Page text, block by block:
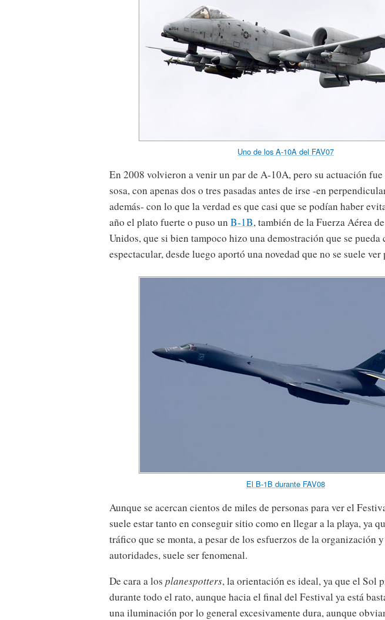
Uno de los A-10A del FAV07
En 2008 volvieron a venir un par de A-10A, pero su actuación
sosa, con apenas dos o tres pasadas antes de irse -en
además- con lo que la verdad es que casi que se podían haber
año el plato fuerte o puso unB-1B, también de la Fuerza Aérea
Unidos, que si bien tampoco hizo una demostración que se pueda
espectacular, desde luego aportó una novedad que no se suele ver
El B-1B durante FAV08
Aunque se acercan cientos de miles de personas para ver el
suele estar tanto en conseguir sitio como en llegar a la playa, ya
tráfico que se monta, a pesar de los esfuerzos de la organización
autoridades, suele ser fenomenal.
De cara a los planespotters, la orientación es ideal, ya que el Sol
durante todo el rato, aunque hacia el final del Festival ya está
una iluminación por lo general excesivamente dura, aunque